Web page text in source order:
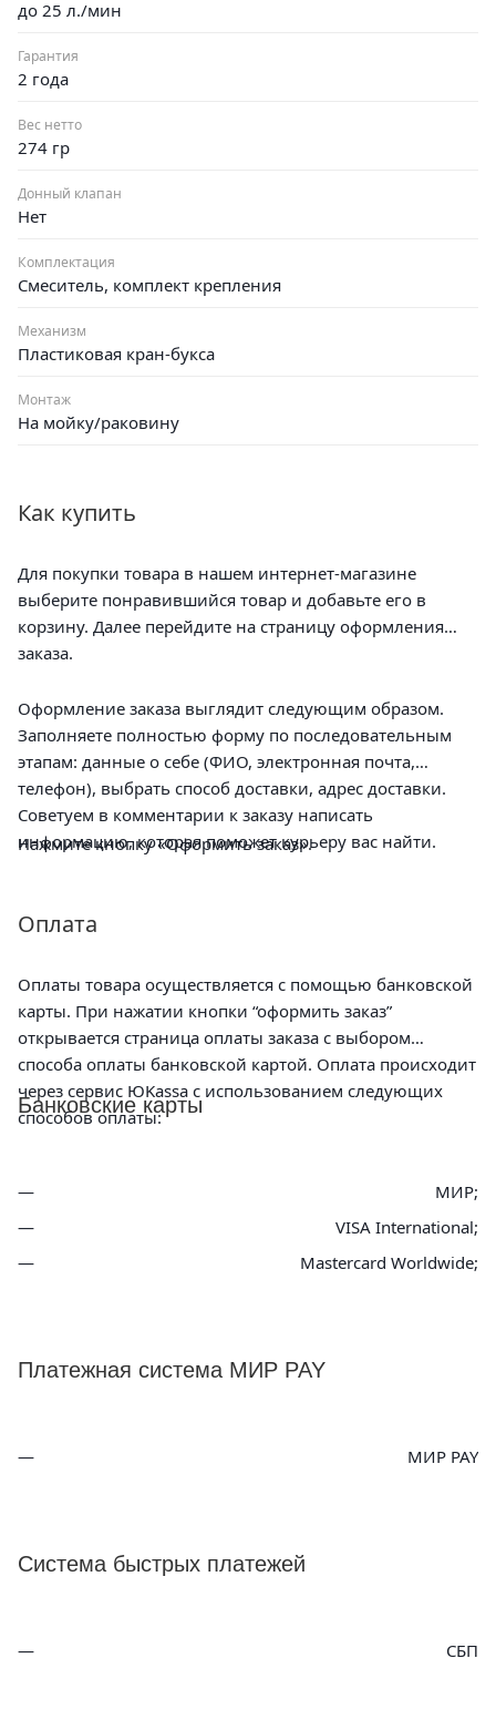
до 25 л./мин
Гарантия
2 года
Вес нетто
274 гр
Донный клапан
Нет
Комплектация
Смеситель, комплект крепления
Механизм
Пластиковая кран-букса
Монтаж
На мойку/раковину
Как купить
Для покупки товара в нашем интернет-магазине
выберите понравившийся товар и добавьте его в
корзину. Далее перейдите на страницу оформления
заказа.
Оформление заказа выглядит следующим образом.
Заполняете полностью форму по последовательным
этапам: данные о себе (ФИО, электронная почта,
телефон), выбрать способ доставки, адрес доставки.
Советуем в комментарии к заказу написать
информацию, которая поможет курьеру вас найти.
Нажмите кнопку «Оформить заказ».
Оплата
Оплаты товара осуществляется с помощью банковской
карты. При нажатии кнопки “оформить заказ”
открывается страница оплаты заказа с выбором
способа оплаты банковской картой. Оплата происходит
через сервис ЮKassa с использованием следующих
способов оплаты:
Банковские карты
МИР;
VISA International;
Mastercard Worldwide;
Платежная система МИР PAY
МИР PAY
Система быстрых платежей
СБП